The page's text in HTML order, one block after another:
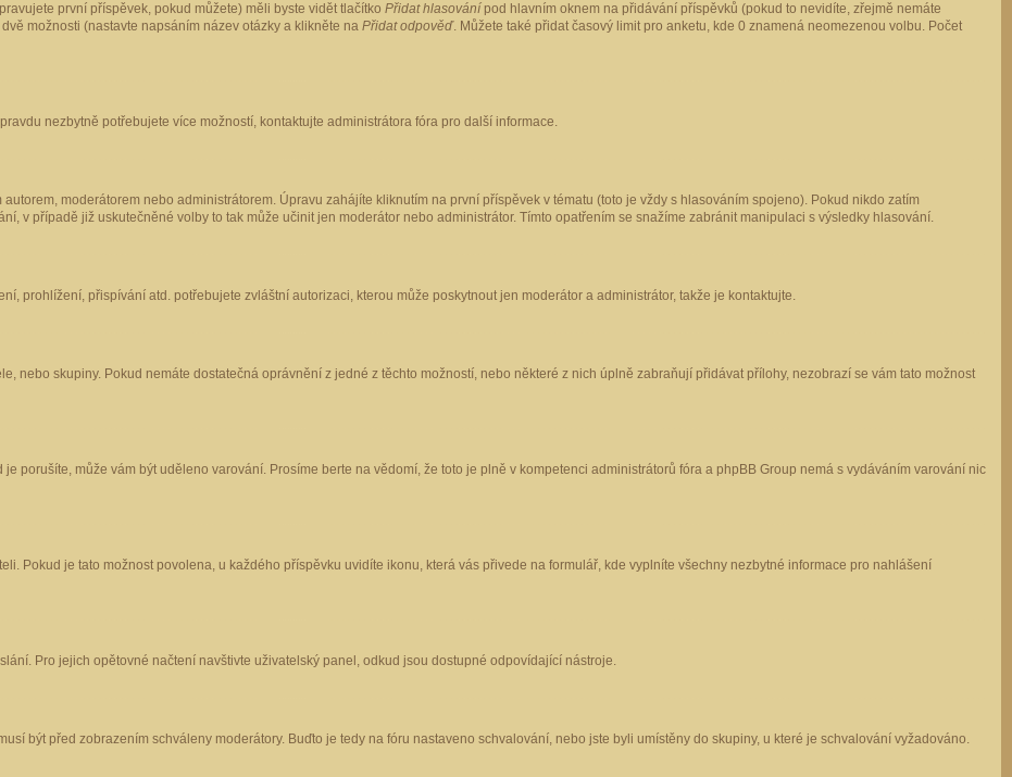
první příspěvek, pokud můžete) měli byste vidět tlačítko Přidat hlasování pod hlavním oknem na přidávání příspěvků (pokud to nevidíte, zřejmě nemáte
možnosti (nastavte napsáním název otázky a klikněte na Přidat odpověď. Můžete také přidat časový limit pro anketu, kde 0 znamená neomezenou volbu. Počet
nezbytně potřebujete více možností, kontaktujte administrátora fóra pro další informace.
moderátorem nebo administrátorem. Úpravu zahájíte kliknutím na první příspěvek v tématu (toto je vždy s hlasováním spojeno). Pokud nikdo zatím
v případě již uskutečněné volby to tak může učinit jen moderátor nebo administrátor. Tímto opatřením se snažíme zabránit manipulaci s výsledky hlasování.
prohlížení, přispívání atd. potřebujete zvláštní autorizaci, kterou může poskytnout jen moderátor a administrátor, takže je kontaktujte.
nebo skupiny. Pokud nemáte dostatečná oprávnění z jedné z těchto možností, nebo některé z nich úplně zabraňují přidávat přílohy, nezobrazí se vám tato možnost
porušíte, může vám být uděleno varování. Prosíme berte na vědomí, že toto je plně v kompetenci administrátorů fóra a phpBB Group nemá s vydáváním varování nic
Pokud je tato možnost povolena, u každého příspěvku uvidíte ikonu, která vás přivede na formulář, kde vyplníte všechny nezbytné informace pro nahlášení
Pro jejich opětovné načtení navštivte uživatelský panel, odkud jsou dostupné odpovídající nástroje.
být před zobrazením schváleny moderátory. Buďto je tedy na fóru nastaveno schvalování, nebo jste byli umístěny do skupiny, u které je schvalování vyžadováno.